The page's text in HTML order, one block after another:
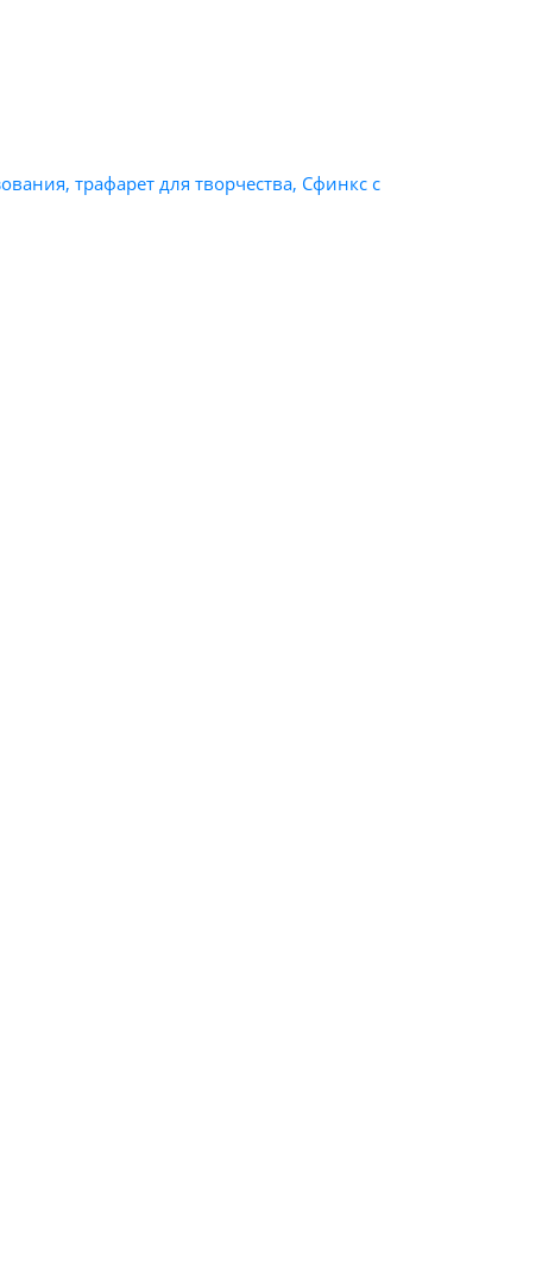
трафарет для творчества, Сфинкс с